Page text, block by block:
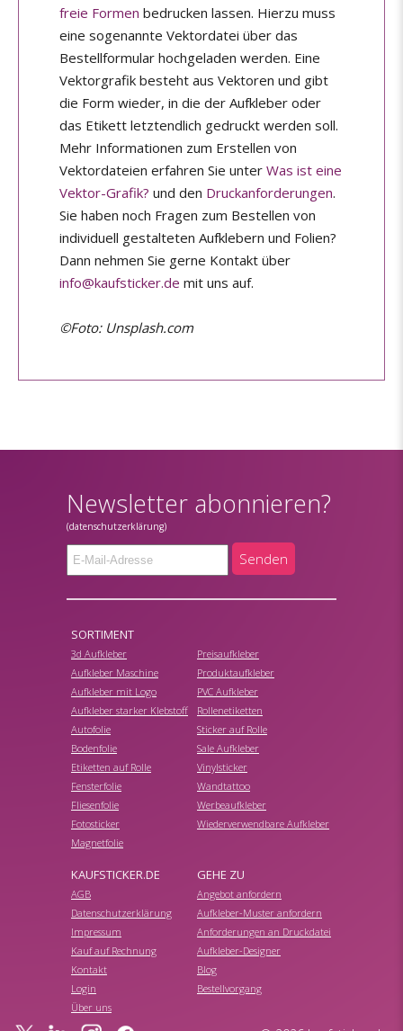
freie Formen bedrucken lassen. Hierzu muss
eine sogenannte Vektordatei über das
Bestellformular hochgeladen werden. Eine
Vektorgrafik besteht aus Vektoren und gibt
die Form wieder, in die der Aufkleber oder
das Etikett letztendlich gedruckt werden soll.
Mehr Informationen zum Erstellen von
Vektordateien erfahren Sie unter Was ist eine
Vektor-Grafik? und den Druckanforderungen.
Sie haben noch Fragen zum Bestellen von
individuell gestalteten Aufklebern und Folien?
Dann nehmen Sie gerne Kontakt über
info@kaufsticker.de mit uns auf.
©Foto: Unsplash.com
Newsletter abonnieren?
(datenschutzerklärung)
Senden
SORTIMENT
3d Aufkleber
Aufkleber Maschine
Aufkleber mit Logo
Aufkleber starker Klebstoff
Autofolie
Bodenfolie
Etiketten auf Rolle
Fensterfolie
Fliesenfolie
Fotosticker
Magnetfolie
Preisaufkleber
Produktaufkleber
PVC Aufkleber
Rollenetiketten
Sticker auf Rolle
Sale Aufkleber
Vinylsticker
Wandtattoo
Werbeaufkleber
Wiederverwendbare Aufkleber
KAUFSTICKER.DE
AGB
Datenschutzerklärung
Impressum
Kauf auf Rechnung
Kontakt
Login
Über uns
GEHE ZU
Angebot anfordern
Aufkleber-Muster anfordern
Anforderungen an Druckdatei
Aufkleber-Designer
Blog
Bestellvorgang